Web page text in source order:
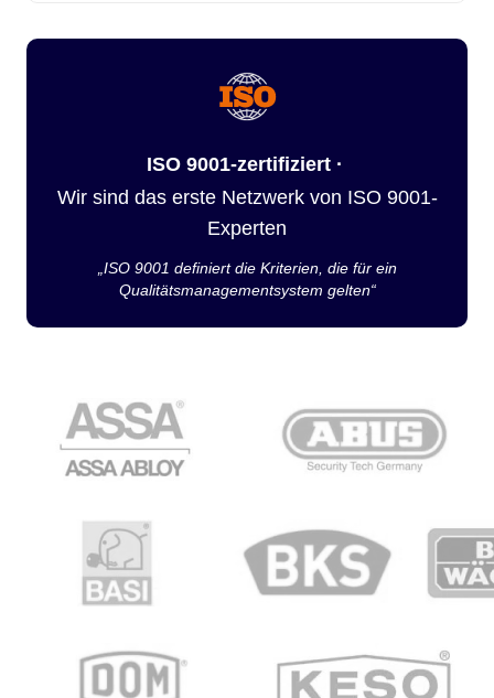
ISO 9001-zertifiziert ·
Wir sind das erste Netzwerk von ISO 9001-
Experten
„ISO 9001 definiert die Kriterien, die für ein
Qualitätsmanagementsystem gelten“